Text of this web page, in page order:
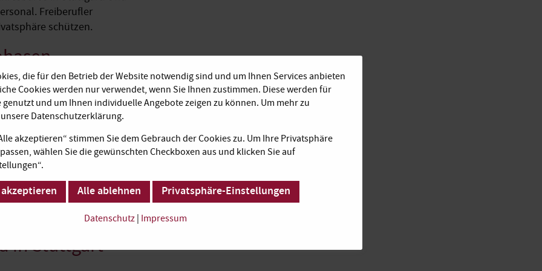
Freiberufler
schützen.
Business Center verfügen
dienen. Ob Seminar
Konferenz im
Büro. Jeder Raum
Sie eintreffen, ist
- was Sie
Vertreter von
und moderne Büros.
in Stuttgart
die für den Betrieb der Website notwendig sind und um Ihnen Services anbieten
Cookies werden nur verwendet, wenn Sie Ihnen zustimmen. Diese werden für
genutzt und um Ihnen individuelle Angebote zeigen zu können. Um mehr zu
Datenschutzerklärung.
akzeptieren“ stimmen Sie dem Gebrauch der Cookies zu. Um Ihre Privatsphäre
wählen Sie die gewünschten Checkboxen aus und klicken Sie auf
Alle ablehnen Privatsphäre-Einstellungen
Datenschutz | Impressum